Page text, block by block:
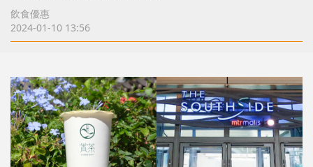
飲食優惠
2024-01-10 13:56